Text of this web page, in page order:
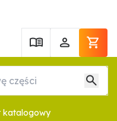
katalogowy